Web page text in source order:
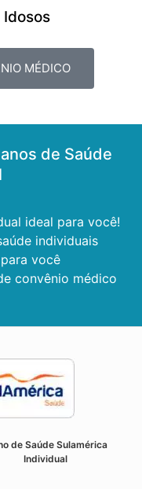
Idosos
MÉDICO
de Saúde
ideal para você!
individuais
você
convênio médico
de Saúde Sulamérica
Individual